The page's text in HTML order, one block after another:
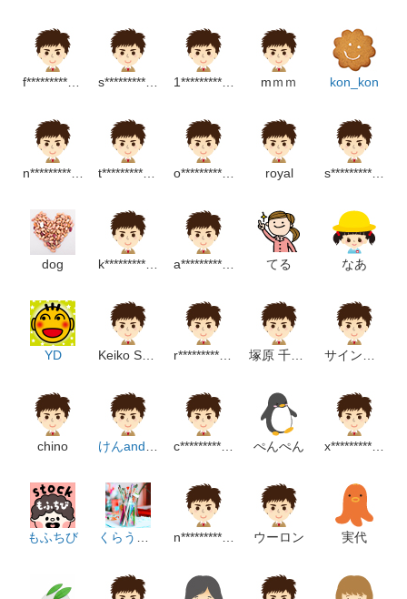
f**************************p s**************************m 1***************m mｍｍ kon_kon
n*************************m t**********************p o*********************p royal s*****************m
dog k************************p a*********************p てる なあ
YD Keiko Suzuki r****************p 塚原 千安紀 サインサンケイ
chino けんandゆー c********************m ぺんぺん x*******************m
もふちび くらうど職人 n***********************m ウーロン 実代